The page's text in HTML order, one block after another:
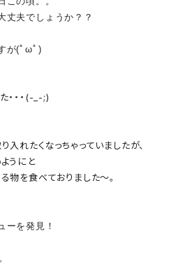
丈夫でしょうか？？
が(ﾟωﾟ)
・・・(-_-;)
れたくなっちゃっていましたが、
うにと
物を食べておりました～。
ーを発見！
。